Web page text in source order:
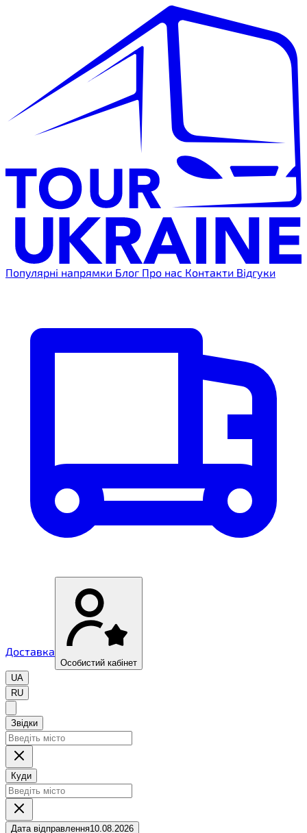
Популярні напрямки Блог Про нас Контакти Відгуки
Доставка
Особистий кабінет
UA
RU
Звідки
Куди
Дата відправлення10.08.2026